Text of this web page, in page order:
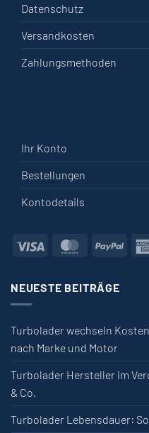
Datenschutz
Versandkosten
Zahlungsmethoden
Ihr Konto
Bestellungen
Kontodetails
Visa MasterCard
NEUESTE BEITRÄGE
Turbolader wechseln
nach Marke und Motor
Turbolader Hersteller im
& Co.
Turbolader Lebensdauer: